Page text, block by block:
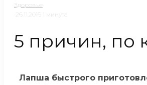
Здоровье
26.11.2016 1 минута
5 причин, по
Лапша быстрого